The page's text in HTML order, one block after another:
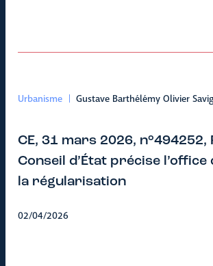
Urbanisme Gustave Barthélémy Olivier
CE, 31 mars 2026, n°494252,
Conseil d’État précise l’office
la régularisation
02/04/2026